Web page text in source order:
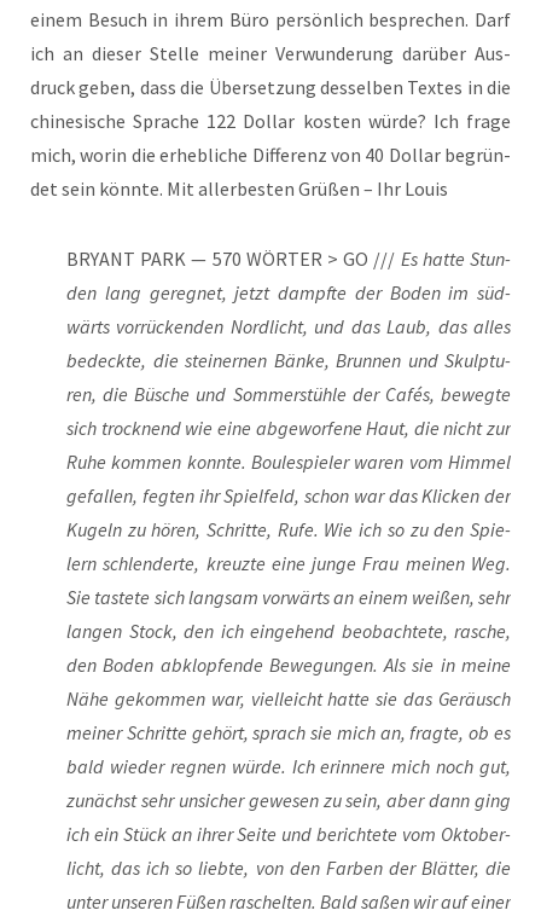
einem Besuch in ihrem Büro per­sön­lich bespre­chen. Darf
ich an die­ser Stel­le mei­ner Ver­wun­de­rung dar­über Aus­
druck geben, dass die Über­set­zung des­sel­ben Tex­tes in die
chi­ne­si­sche Spra­che 122 Dol­lar kos­ten wür­de? Ich fra­ge
mich, wor­in die erheb­li­che Dif­fe­renz von 40 Dol­lar begrün­
det sein könn­te. Mit aller­bes­ten Grü­ßen – Ihr Louis
BRYANT PARK — 570 WÖRTER > GO /// Es hat­te Stun­
den lang gereg­net, jetzt dampf­te der Boden im süd­
wärts vor­rü­cken­den Nord­licht, und das Laub, das alles
bedeck­te, die stei­ner­nen Bän­ke, Brun­nen und Skulp­tu­
ren, die Büsche und Som­mer­stüh­le der Cafés, beweg­te
sich trock­nend wie eine abge­wor­fe­ne Haut, die nicht zur
Ruhe kom­men konn­te. Boule­spie­ler waren vom Him­mel
gefal­len, feg­ten ihr Spiel­feld, schon war das Kli­cken der
Kugeln zu hören, Schrit­te, Rufe. Wie ich so zu den Spie­
lern schlen­der­te, kreuz­te eine jun­ge Frau mei­nen Weg.
Sie tas­te­te sich lang­sam vor­wärts an einem wei­ßen, sehr
lan­gen Stock, den ich ein­ge­hend beob­ach­te­te, rasche,
den Boden abklop­fen­de Bewe­gun­gen. Als sie in mei­ne
Nähe gekom­men war, viel­leicht hat­te sie das Geräusch
mei­ner Schrit­te gehört, sprach sie mich an, frag­te, ob es
bald wie­der reg­nen wür­de. Ich erin­ne­re mich noch gut,
zunächst sehr unsi­cher gewe­sen zu sein, aber dann ging
ich ein Stück an ihrer Sei­te und berich­te­te vom Okto­ber­
licht, das ich so lieb­te, von den Far­ben der Blät­ter, die
unter unse­ren Füßen raschel­ten. Bald saßen wir auf einer